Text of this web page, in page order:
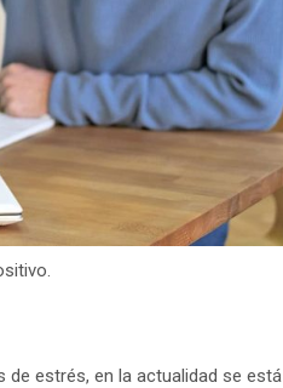
de estrés, en la actualidad se está